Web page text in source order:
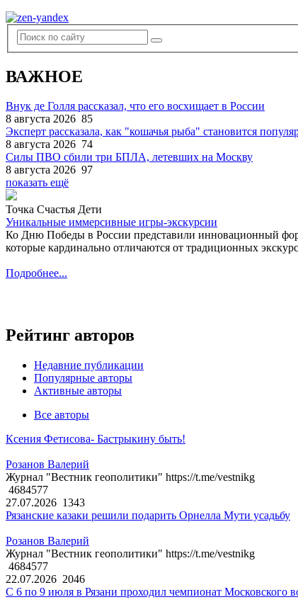
ВАЖНОЕ
Внук де Голля рассказал, что его восхищает в России
8 августа 2026 85
Эксперт рассказала, как "кошачья рыба" становится
8 августа 2026 74
Силы ПВО сбили три БПЛА, летевших на Москву
8 августа 2026 97
показать ещё
Точка Счастья Дети
Уникальные иммерсивные игры-экскурсии
Ко Дню Победы в России представили инновационный
которые кардинально отличаются от традиционных
Подробнее...
Рейтинг авторов
Недавние публикации
Популярные авторы
Активные авторы
Все авторы
Ксения Фетисова- Бастрыкину быть!
Розанов Валерий
Журнал "Вестник геополитики" https://t.me/vestnikg
4684577
27.07.2026 1343
Рязанские казаки решили подарить Орнелла Мути усадьбу
Розанов Валерий
Журнал "Вестник геополитики" https://t.me/vestnikg
4684577
22.07.2026 2046
С 6 по 9 июля в Рязани проходил чемпионат Московского